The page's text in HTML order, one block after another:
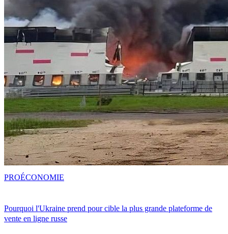
Pourquoi l'Ukraine prend pour cible la plus grande plateforme de
vente en ligne russe
PROÉCONOMIE